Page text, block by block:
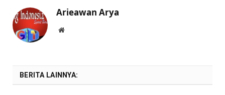
Arieawan Arya
Website
BERITA LAINNYA: